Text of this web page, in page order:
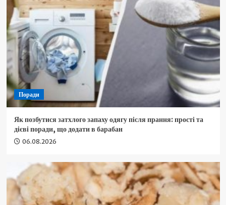
Поради
Як позбутися затхлого запаху одягу після прання: прості та
дієві поради, що додати в барабан
06.08.2026